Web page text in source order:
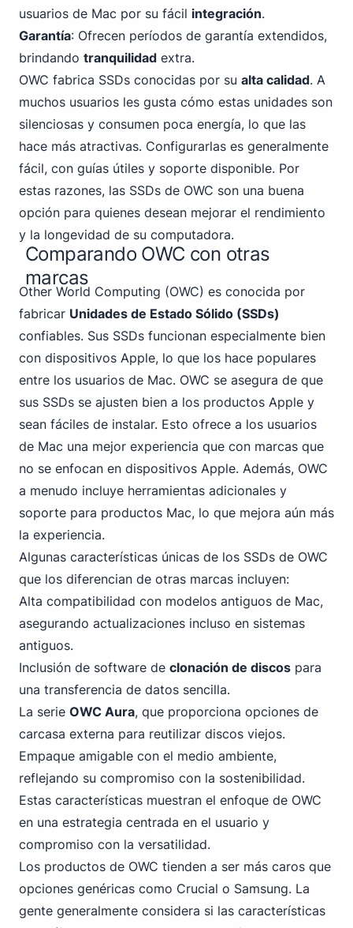
usuarios de Mac por su fácil integración.
Garantía: Ofrecen períodos de garantía extendidos,
brindando tranquilidad extra.
OWC fabrica SSDs conocidas por su alta calidad. A
muchos usuarios les gusta cómo estas unidades son
silenciosas y consumen poca energía, lo que las
hace más atractivas. Configurarlas es generalmente
fácil, con guías útiles y soporte disponible. Por
estas razones, las SSDs de OWC son una buena
opción para quienes desean mejorar el rendimiento
y la longevidad de su computadora.
Comparando OWC con otras
marcas
Other World Computing (OWC) es conocida por
fabricar Unidades de Estado Sólido (SSDs)
confiables. Sus SSDs funcionan especialmente bien
con dispositivos Apple, lo que los hace populares
entre los usuarios de Mac. OWC se asegura de que
sus SSDs se ajusten bien a los productos Apple y
sean fáciles de instalar. Esto ofrece a los usuarios
de Mac una mejor experiencia que con marcas que
no se enfocan en dispositivos Apple. Además, OWC
a menudo incluye herramientas adicionales y
soporte para productos Mac, lo que mejora aún más
la experiencia.
Algunas características únicas de los SSDs de OWC
que los diferencian de otras marcas incluyen:
Alta compatibilidad con modelos antiguos de Mac,
asegurando actualizaciones incluso en sistemas
antiguos.
Inclusión de software de clonación de discos para
una transferencia de datos sencilla.
La serie OWC Aura, que proporciona opciones de
carcasa externa para reutilizar discos viejos.
Empaque amigable con el medio ambiente,
reflejando su compromiso con la sostenibilidad.
Estas características muestran el enfoque de OWC
en una estrategia centrada en el usuario y
compromiso con la versatilidad.
Los productos de OWC tienden a ser más caros que
opciones genéricas como Crucial o Samsung. La
gente generalmente considera si las características